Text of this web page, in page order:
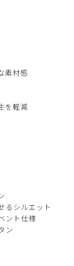
2025-11-06
ないと思います
素材感
を軽減
るシルエット
ント仕様
ン